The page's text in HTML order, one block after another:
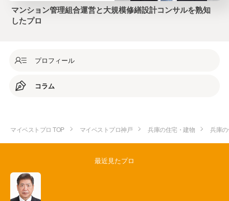
マンション管理組合運営と大規模修繕設計コンサルを熟知
したプロ
プロフィール
コラム
マイベストプロ TOP マイベストプロ神戸 兵庫の住宅・建物 兵庫
最近見たプロ